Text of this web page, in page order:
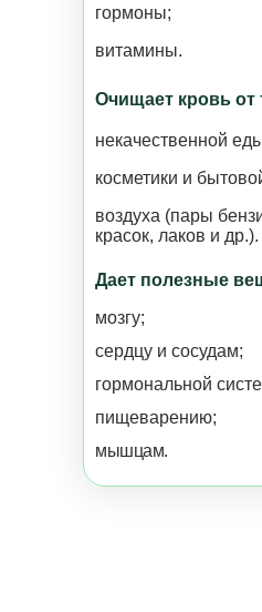
Дает полезные
мозгу;
сердцу и сосудам;
мышцам.
гормональной
пищеварению;
гормоны;
витамины.
Очищает кровь от
некачественной
косметики и
воздуха (пары
красок, лаков и др.).